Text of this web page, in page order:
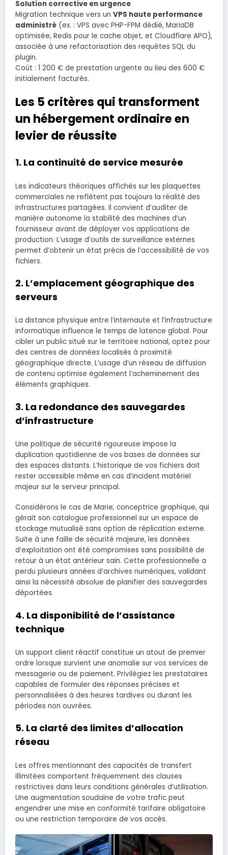
Solution corrective en urgence
Migration technique vers un VPS haute performance
administré (ex. : VPS avec PHP-FPM dédié, MariaDB
optimisée, Redis pour le cache objet, et Cloudflare APO),
associée à une refactorisation des requêtes SQL du
plugin.
Coût : 1 200 € de prestation urgente au lieu des 600 €
initialement facturés.
Les 5 critères qui transforment
un hébergement ordinaire en
levier de réussite
1. La continuité de service mesurée
Les indicateurs théoriques affichés sur les plaquettes
commerciales ne reflètent pas toujours la réalité des
infrastructures partagées. Il convient d’auditer de
manière autonome la stabilité des machines d’un
fournisseur avant de déployer vos applications de
production. L’usage d’outils de surveillance externes
permet d’obtenir un état précis de l’accessibilité de vos
fichiers.
2. L’emplacement géographique des
serveurs
La distance physique entre l’internaute et l’infrastructure
informatique influence le temps de latence global. Pour
cibler un public situé sur le territoire national, optez pour
des centres de données localisés à proximité
géographique directe. L’usage d’un réseau de diffusion
de contenu optimise également l’acheminement des
éléments graphiques.
3. La redondance des sauvegardes
d’infrastructure
Une politique de sécurité rigoureuse impose la
duplication quotidienne de vos bases de données sur
des espaces distants. L’historique de vos fichiers doit
rester accessible même en cas d’incident matériel
majeur sur le serveur principal.
Considérons le cas de Marie, conceptrice graphique, qui
gérait son catalogue professionnel sur un espace de
stockage mutualisé sans option de réplication externe.
Suite à une faille de sécurité majeure, les données
d’exploitation ont été compromises sans possibilité de
retour à un état antérieur sain. Cette professionnelle a
perdu plusieurs années d’archives numériques, validant
ainsi la nécessité absolue de planifier des sauvegardes
déportées.
4. La disponibilité de l’assistance
technique
Un support client réactif constitue un atout de premier
ordre lorsque survient une anomalie sur vos services de
messagerie ou de paiement. Privilégiez les prestataires
capables de formuler des réponses précises et
personnalisées à des heures tardives ou durant les
périodes non ouvrées.
5. La clarté des limites d’allocation
réseau
Les offres mentionnant des capacités de transfert
illimitées comportent fréquemment des clauses
restrictives dans leurs conditions générales d’utilisation.
Une augmentation soudaine de votre trafic peut
engendrer une mise en conformité tarifaire obligatoire
ou une restriction temporaire de vos accès.